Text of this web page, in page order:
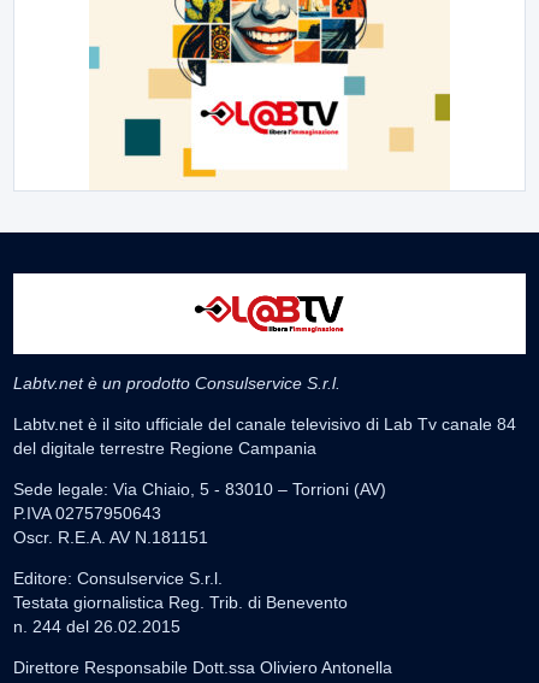
Labtv.net è un prodotto Consulservice S.r.l.
Labtv.net è il sito ufficiale del canale televisivo di Lab Tv canale 84
del digitale terrestre Regione Campania
Sede legale: Via Chiaio, 5 - 83010 – Torrioni (AV)
P.IVA 02757950643
Oscr. R.E.A. AV N.181151
Editore: Consulservice S.r.l.
Testata giornalistica Reg. Trib. di Benevento
n. 244 del 26.02.2015
Direttore Responsabile Dott.ssa Oliviero Antonella